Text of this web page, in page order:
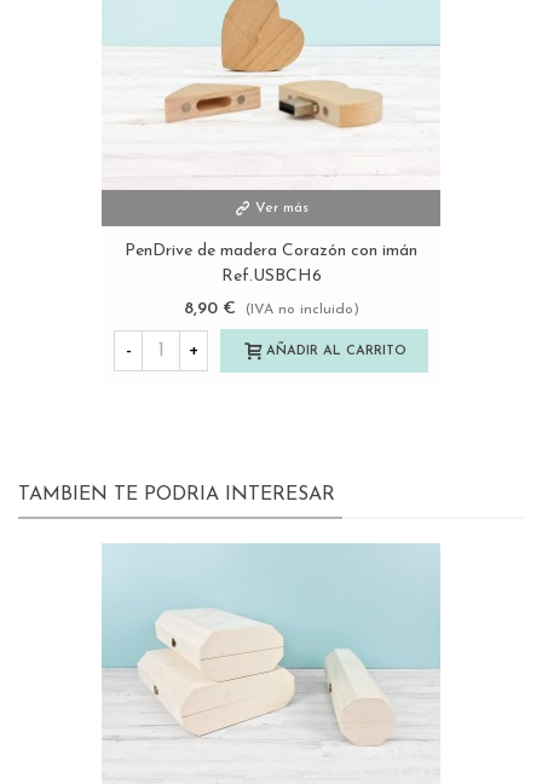
Ver más
PenDrive de madera Corazón con imán
Ref.USBCH6
8,90 €
(IVA no incluido)
- + AÑADIR AL CARRITO
TAMBIEN TE PODRIA INTERESAR